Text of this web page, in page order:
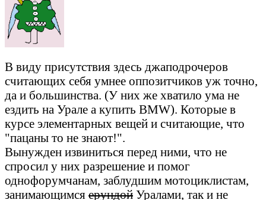
В виду присутствия здесь джаподрочеров
считающих себя умнее оппозитчиков уж точно,
да и большинства. (У них же хватило ума не
ездить на Урале а купить BMW). Которые в
курсе элементарных вещей и считающие, что
"пацаны то не знают!".
Вынужден извиниться перед ними, что не
спросил у них разрешение и помог
однофорумчанам, заблудшим мотоциклистам,
занимающимся ерундой Уралами, так и не